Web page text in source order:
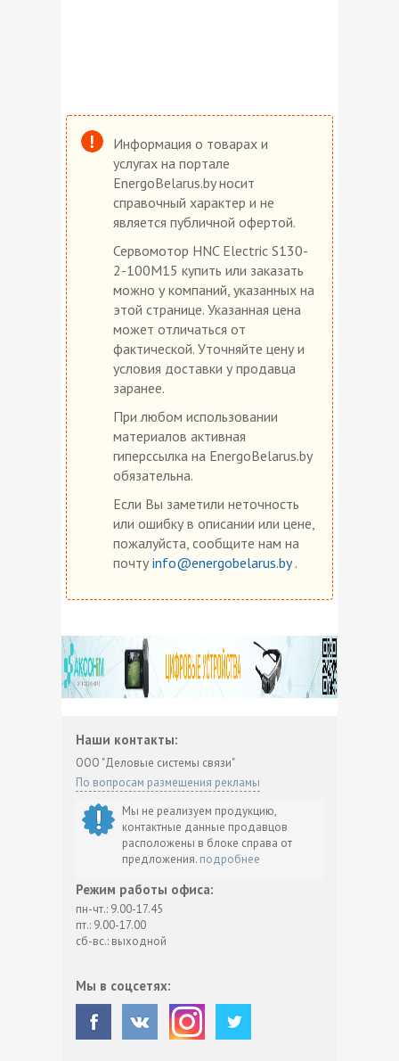
Информация о товарах и
услугах на портале
EnergoBelarus.by носит
справочный характер и не
является публичной офертой.
Сервомотор HNC Electric S130-
2-100M15 купить или заказать
можно у компаний, указанных на
этой странице. Указанная цена
может отличаться от
фактической. Уточняйте цену и
условия доставки у продавца
заранее.
При любом использовании
материалов активная
гиперссылка на EnergoBelarus.by
обязательна.
Если Вы заметили неточность
или ошибку в описании или цене,
пожалуйста, сообщите нам на
почту info@energobelarus.by.
Наши контакты:
ООО "Деловые системы связи"
По вопросам размещения рекламы
Мы не реализуем продукцию,
контактные данные продавцов
расположены в блоке справа от
предложения. подробнее
Режим работы офиса:
пн-чт.: 9.00-17.45
пт.: 9.00-17.00
сб-вс.: выходной
Мы в соцсетях: